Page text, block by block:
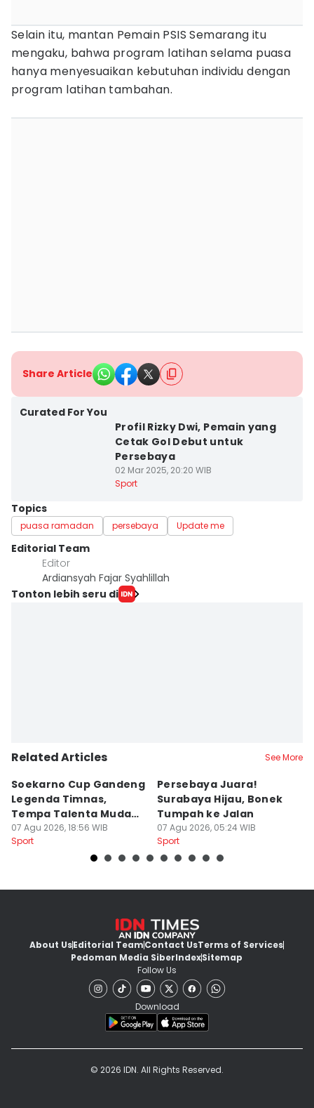
Selain itu, mantan Pemain PSIS Semarang itu
mengaku, bahwa program latihan selama puasa
hanya menyesuaikan kebutuhan individu dengan
program latihan tambahan.
Share Article
Curated For You
Profil Rizky Dwi, Pemain yang
Cetak Gol Debut untuk
Persebaya
02 Mar 2025, 20:20 WIB
Sport
Topics
puasa ramadan persebaya Update me
Editorial Team
Editor
Ardiansyah Fajar Syahlillah
Tonton lebih seru di
Related Articles See More
Soekarno Cup Gandeng
Legenda Timnas,
Tempa Talenta Muda
Sepak Bola Indonesia
07 Agu 2026, 18:56 WIB
Sport
Persebaya Juara!
Surabaya Hijau, Bonek
Tumpah ke Jalan
07 Agu 2026, 05:24 WIB
Sport
About UsEditorial TeamContact UsTerms of Services
Pedoman Media SiberIndexSitemap
Follow Us
Download
© 2026 IDN. All Rights Reserved.